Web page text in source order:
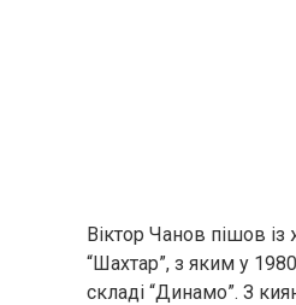
Віктор Чанов пішов із
“Шахтар”, з яким у
складі “Динамо”. З